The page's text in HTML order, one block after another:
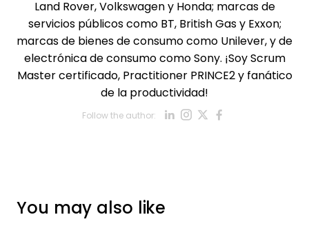
Land Rover, Volkswagen y Honda; marcas de
servicios públicos como BT, British Gas y Exxon;
marcas de bienes de consumo como Unilever, y de
electrónica de consumo como Sony. ¡Soy Scrum
Master certificado, Practitioner PRINCE2 y fanático
de la productividad!
Follow the author: Opens new
Opens new
Opens new
Opens
You may also like